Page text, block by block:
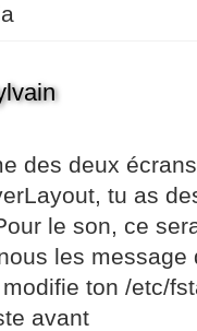
des deux
tu as
le son, ce
les message
ton /etc/
avant